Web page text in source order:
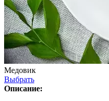
Медовик
Выбрать
Описание: